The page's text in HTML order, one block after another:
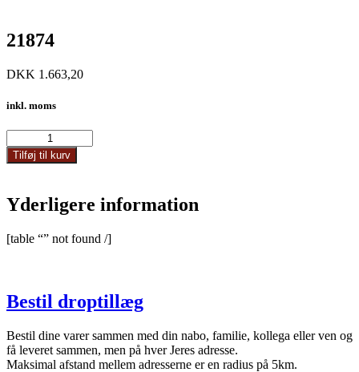
21874
DKK 1.663,20
inkl. moms
antal
Tilføj til kurv
Yderligere information
[table “” not found /]
Bestil droptillæg
Bestil dine varer sammen med din nabo, familie, kollega eller ven og
få leveret sammen, men på hver Jeres adresse.
Maksimal afstand mellem adresserne er en radius på 5km.